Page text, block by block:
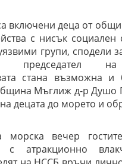
включени деца от
с нисък социален
групи, сподели
председател на
стана възможна и
Мъглиж д-р Душо
децата до морето и
морска вечер
с атракционно